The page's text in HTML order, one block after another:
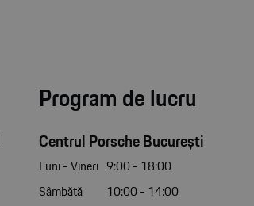
Program de lucru
Centrul Porsche București
Luni - Vineri 9:00 - 18:00
Sâmbătă
10:00 - 14:00